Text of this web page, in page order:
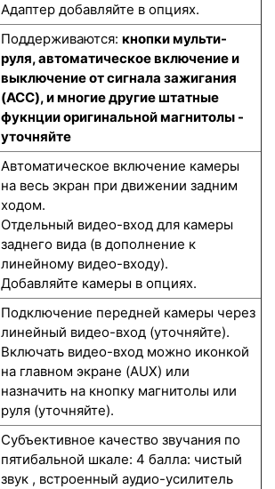
Адаптер добавляйте в опциях.
Поддерживаются: кнопки мульти-
руля, автоматическое включение и
выключение от сигнала зажигания
(ACC), и многие другие штатные
фукнции оригинальной магнитолы -
уточняйте
Автоматическое включение камеры
на весь экран при движении задним
ходом.
Отдельный видео-вход для камеры
заднего вида (в дополнение к
линейному видео-входу).
Добавляйте камеры в опциях.
Подключение передней камеры через
линейный видео-вход (уточняйте).
Включать видео-вход можно иконкой
на главном экране (AUX) или
назначить на кнопку магнитолы или
руля (уточняйте).
Субъективное качество звучания по
пятибальной шкале: 4 балла: чистый
звук , встроенный аудио-усилитель